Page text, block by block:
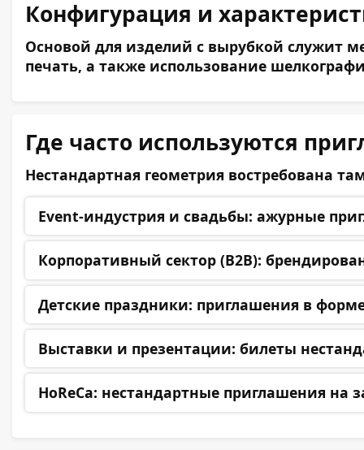
Конфигурация и
Основой для изделий с вырубкой служит
печать, а также использование
Где часто используются
Нестандартная геометрия востребована
Event-индустрия и свадьбы: ажурные
Корпоративный сектор (B2B):
Детские праздники: приглашения в
Выставки и презентации: билеты
HoReCa: нестандартные приглашения на